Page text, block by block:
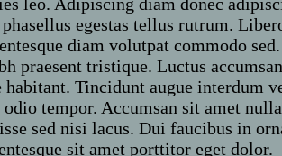
egestas tellus rutrum.
diam volutpat commodo
praesent tristique. Luctus accumsan
habitant. Tincidunt augue interdum
tempor. Accumsan sit amet nulla
sed nisi lacus. Dui faucibus in
sit amet porttitor eget dolor.